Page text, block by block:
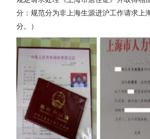
分：规范分为非上海生源进沪工作请求上
分。）